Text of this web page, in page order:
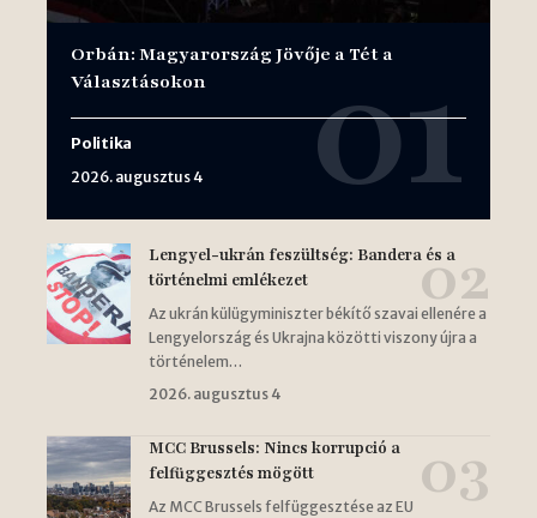
Orbán: Magyarország Jövője a Tét a
Választásokon
Politika
2026. augusztus 4
Lengyel-ukrán feszültség: Bandera és a
történelmi emlékezet
Az ukrán külügyminiszter békítő szavai ellenére a
Lengyelország és Ukrajna közötti viszony újra a
történelem…
2026. augusztus 4
MCC Brussels: Nincs korrupció a
felfüggesztés mögött
Az MCC Brussels felfüggesztése az EU